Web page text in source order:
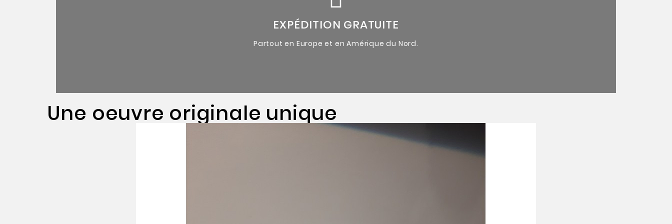
EXPÉDITION GRATUITE
Partout en Europe et en Amérique du Nord.
Oeuvres originales uniques
Une oeuvre originale unique